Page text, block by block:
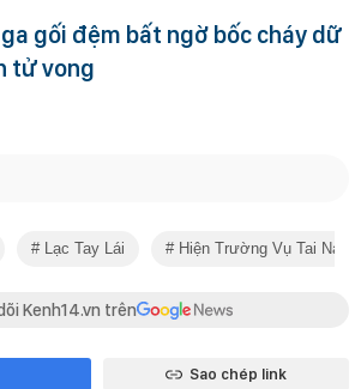
gối đệm bất ngờ bốc cháy dữ
tử vong
Lạc Tay Lái Hiện Trường Vụ Tai Nạn
Kenh14.vn trên
Sao chép link